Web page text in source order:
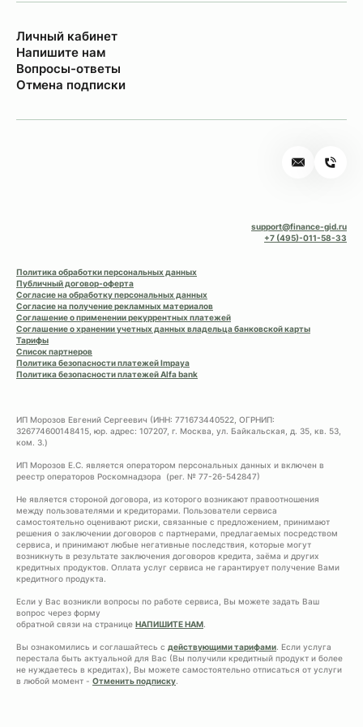
Личный кабинет
Напишите нам
Вопросы-ответы
Отмена подписки
support@finance-gid.ru
+7 (495)-011-58-33
Политика обработки персональных данных
Публичный договор-оферта
Согласие на обработку персональных данных
Согласие на получение рекламных материалов
Соглашение о применении рекуррентных платежей
Соглашение о хранении учетных данных владельца банковской карты
Тарифы
Список партнеров
Политика безопасности платежей Impaya
Политика безопасности платежей Alfa bank
ИП Морозов Евгений Сергеевич (ИНН: 771673440522, ОГРНИП:
326774600148415, юр. адрес: 107207, г. Москва, ул. Байкальская, д. 35, кв. 53,
ком. 3.)
ИП Морозов Е.С. является оператором персональных данных и включен в
реестр операторов Роскомнадзора (рег. № 77-26-542847)
Не является стороной договора, из которого возникают правоотношения
между пользователями и кредиторами. Пользователи сервиса
самостоятельно оценивают риски, связанные с предложением, принимают
решения о заключении договоров с партнерами, предлагаемых посредством
сервиса, и принимают любые негативные последствия, которые могут
возникнуть в результате заключения договоров кредита, заёма и других
кредитных продуктов. Оплата услуг сервиса не гарантирует получение Вами
кредитного продукта.
Если у Вас возникли вопросы по работе сервиса, Вы можете задать Ваш
вопрос через форму
обратной связи на странице НАПИШИТЕ НАМ.
Вы ознакомились и соглашайтесь с действующими тарифами. Если услуга
перестала быть актуальной для Вас (Вы получили кредитный продукт и более
не нуждаетесь в кредитах), Вы можете самостоятельно отписаться от услуги
в любой момент - Отменить подписку.